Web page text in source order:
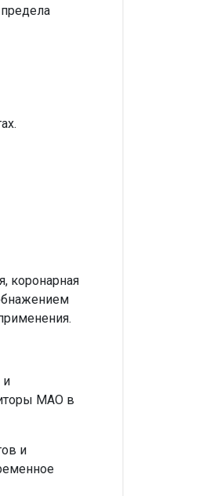
коронарная
и
МАО в
и